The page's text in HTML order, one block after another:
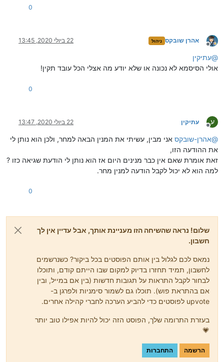
0
מנותק
אהרן שובקס ניהול 22 ביולי 2020, 13:45
@עתיקין
אולי הסיסמא לא נכונה או שלא יודע מה אצלי הכל עובד תקין!
0
ע
מנותק
עתיקין 22 ביולי 2020, 13:47
@אהרן-שובקס אני מבין, עשיתי את המנין הבאה למחר, ולכן הוא נותן לי
את ההודעה הזו,
זאת אומרת שאם אין כבר מנינים היום אז הוא נותן לי הודעת שגיאה כזו ?
למה הוא לא יכול לקבל הודעה למנין מחר.
0
שלום! נראה שהשיחה הזו מעניינת אותך, אבל עדיין אין לך
חשבון.
נמאס לכם לגלול בין אותם הפוסטים בכל ביקור? כשנרשמים
לחשבון, תמיד תחזרו בדיוק למקום שבו הייתם קודם, ותוכלו
לבחור לקבל התראות על תגובות חדשות (בין אם במייל, ובין
אם בהתראת פוש). תוכלו גם לשמור סימניות ולפרגן ב-
upvote לפוסטים כדי להביע הערכה לחברי קהילה אחרים.
בעזרת התרומה שלך, הפוסט הזה יכול להיות אפילו טוב יותר
💗
הרשמה התחברות